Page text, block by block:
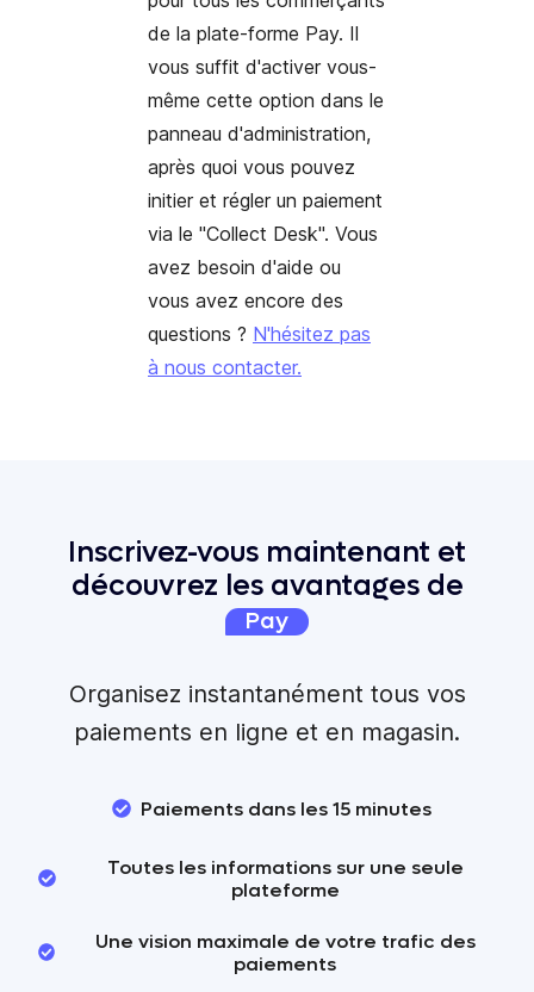
de la plate-forme Pay. Il
vous suffit d'activer vous-
même cette option dans le
panneau d'administration,
après quoi vous pouvez
initier et régler un paiement
via le "Collect Desk". Vous
avez besoin d'aide ou
vous avez encore des
questions ? N'hésitez pas
à nous contacter.
Inscrivez-vous maintenant et
découvrez les avantages de
Pay
Organisez instantanément tous vos
paiements en ligne et en magasin.
Paiements dans les 15 minutes
Toutes les informations sur une seule
plateforme
Une vision maximale de votre trafic des
paiements